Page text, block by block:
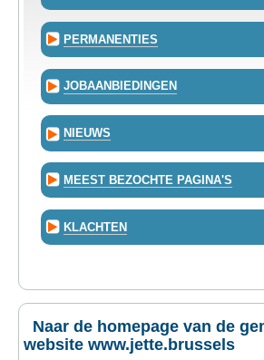
PERMANENTIES
JOBAANBIEDINGEN
NIEUWS
MEEST BEZOCHTE PAGINA'S
KLACHTEN
Naar de homepage van de
website www.jette.brussels